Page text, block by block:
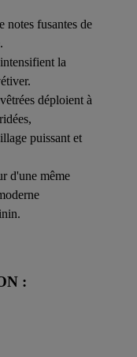
notes fusantes de
la
déploient à
puissant et
d'une même
: